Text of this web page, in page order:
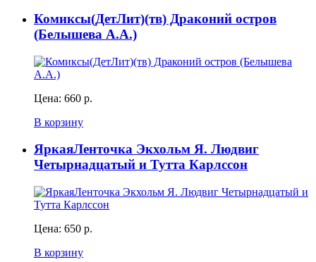
Комиксы(ДетЛит)(тв) Драконий остров
(Белышева А.А.)
Цена: 660 р.
В корзину
ЯркаяЛенточка Экхольм Я. Людвиг
Четырнадцатый и Тутта Карлссон
Цена: 650 р.
В корзину